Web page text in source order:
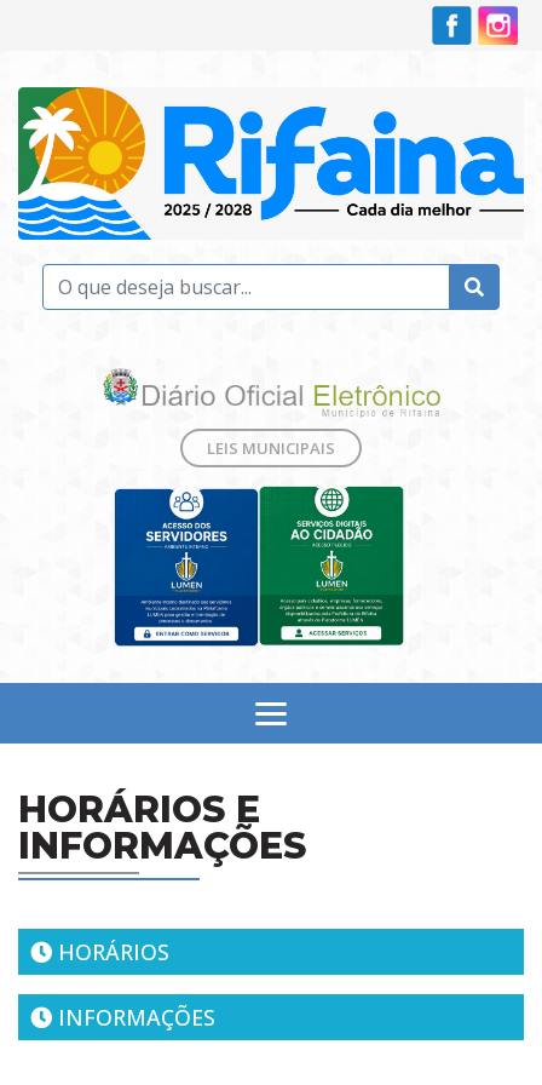
LEIS MUNICIPAIS
HORÁRIOS E
INFORMAÇÕES
HORÁRIOS
INFORMAÇÕES